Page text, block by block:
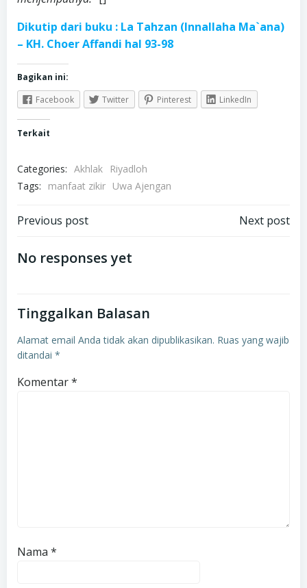
Dikutip dari buku : La Tahzan (Innallaha Ma`ana)
– KH. Choer Affandi hal 93-98
Bagikan ini:
Facebook
Twitter Pinterest LinkedIn
Terkait
Categories: Akhlak
Riyadloh
Tags:
manfaat zikir Uwa Ajengan
Navigasi
pos
Previous post
NavigasiNext post
No responses yet
Tinggalkan Balasan
Alamat email Anda tidak akan dipublikasikan. Ruas yang wajib
ditandai *
Komentar*
Nama *